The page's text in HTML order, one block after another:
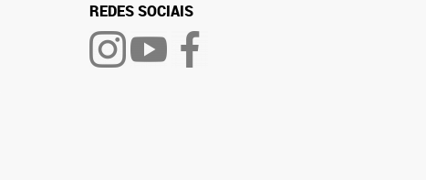
REDES SOCIAIS